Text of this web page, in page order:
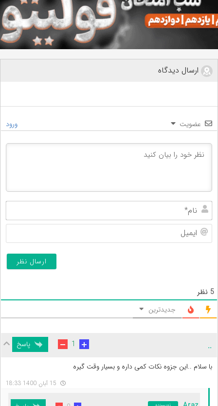
ارسال دیدگاه
عضویت ورود
5 نظر
جدیدترین
..
با سلام ..این جزوه نکات کمی داره و بسیار وقت گیره
1 پاسخ